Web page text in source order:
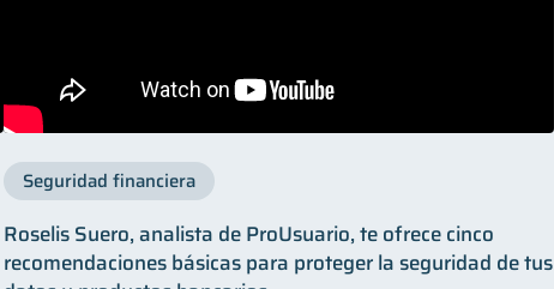
Seguridad financiera
Roselis Suero, analista de ProUsuario, te ofrece cinco
recomendaciones básicas para proteger la seguridad de tus